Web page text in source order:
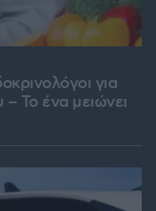
για
Το ένα μειώνει